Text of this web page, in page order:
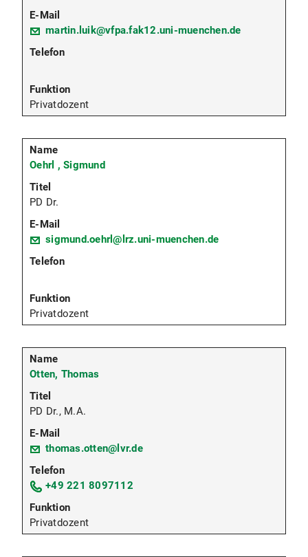
martin.luik@vfpa.fak12.uni-muenchen.de
Privatdozent
Oehrl , Sigmund
PD Dr.
sigmund.oehrl@lrz.uni-muenchen.de
Privatdozent
Otten, Thomas
PD Dr., M.A.
thomas.otten@lvr.de
+49 221 8097112
Privatdozent